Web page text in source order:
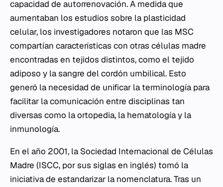
capacidad de autorrenovación. A medida que
aumentaban los estudios sobre la plasticidad
celular, los investigadores notaron que las MSC
compartían características con otras células madre
encontradas en tejidos distintos, como el tejido
adiposo y la sangre del cordón umbilical. Esto
generó la necesidad de unificar la terminología para
facilitar la comunicación entre disciplinas tan
diversas como la ortopedia, la hematología y la
inmunología.
En el año 2001, la Sociedad Internacional de Células
Madre (ISCC, por sus siglas en inglés) tomó la
iniciativa de estandarizar la nomenclatura. Tras un